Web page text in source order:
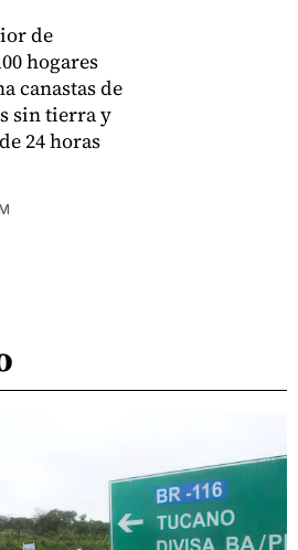
de
hogares
canastas de
sin tierra y
24 horas